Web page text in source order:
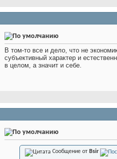
В том-то все и дело, что не
субъективный характер и
в целом, а значит и себе.
Сообщение от Bsir